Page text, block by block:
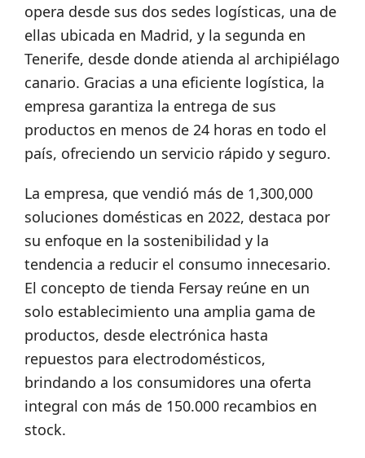
opera desde sus dos sedes logísticas, una de
ellas ubicada en Madrid, y la segunda en
Tenerife, desde donde atienda al archipiélago
canario. Gracias a una eficiente logística, la
empresa garantiza la entrega de sus
productos en menos de 24 horas en todo el
país, ofreciendo un servicio rápido y seguro.
La empresa, que vendió más de 1,300,000
soluciones domésticas en 2022, destaca por
su enfoque en la sostenibilidad y la
tendencia a reducir el consumo innecesario.
El concepto de tienda Fersay reúne en un
solo establecimiento una amplia gama de
productos, desde electrónica hasta
repuestos para electrodomésticos,
brindando a los consumidores una oferta
integral con más de 150.000 recambios en
stock.